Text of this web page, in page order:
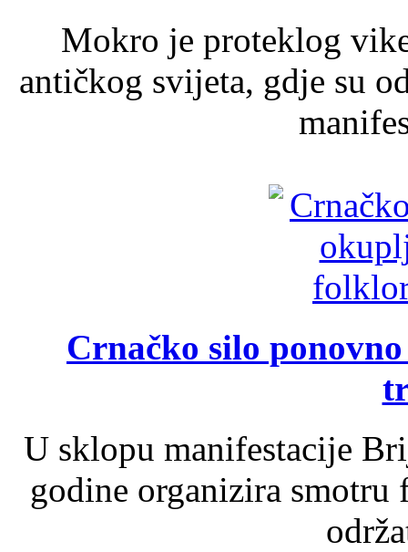
Mokro je proteklog
antičkog svijeta, gdje su
Crnačko silo
U sklopu manifestacije
godine organizira